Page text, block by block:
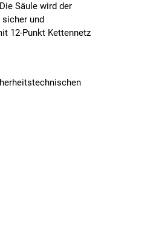
Säule wird der
und
12-Punkt Kettennetz